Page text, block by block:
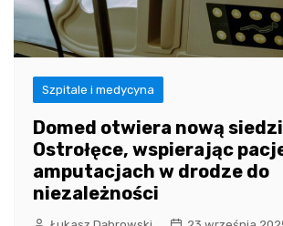
Szpitale i medycyna
Domed otwiera nową
Ostrołęce, wspierając
amputacjach w drodze do
niezależności